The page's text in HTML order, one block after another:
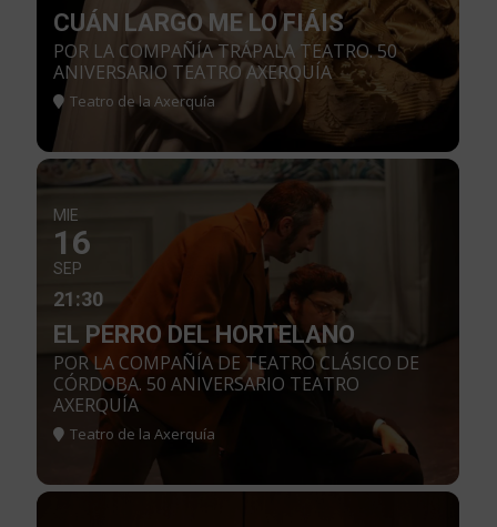
CUÁN LARGO ME LO FIÁIS
POR LA COMPAÑÍA TRÁPALA TEATRO. 50
ANIVERSARIO TEATRO AXERQUÍA
Teatro de la Axerquía
MIE
16
SEP
21:30
EL PERRO DEL HORTELANO
POR LA COMPAÑÍA DE TEATRO CLÁSICO DE
CÓRDOBA. 50 ANIVERSARIO TEATRO
AXERQUÍA
Teatro de la Axerquía